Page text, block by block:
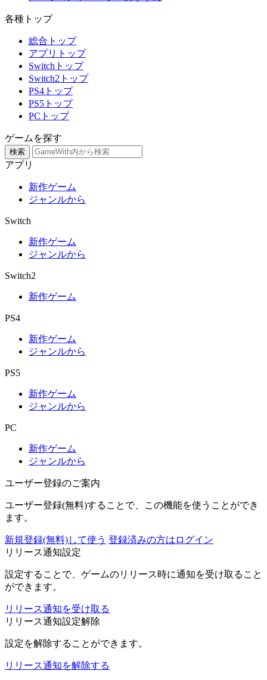
各種トップ
総合トップ
アプリトップ
Switchトップ
Switch2トップ
PS4トップ
PS5トップ
PCトップ
ゲームを探す
検索
アプリ
新作ゲーム
ジャンルから
Switch
新作ゲーム
ジャンルから
Switch2
新作ゲーム
PS4
新作ゲーム
ジャンルから
PS5
新作ゲーム
ジャンルから
PC
新作ゲーム
ジャンルから
ユーザー登録のご案内
ユーザー登録(無料)することで、この機能を使うことができ
ます。
新規登録(無料)して使う 登録済みの方はログイン
リリース通知設定
設定することで、ゲームのリリース時に通知を受け取ること
ができます。
リリース通知を受け取る
リリース通知設定解除
設定を解除することができます。
リリース通知を解除する